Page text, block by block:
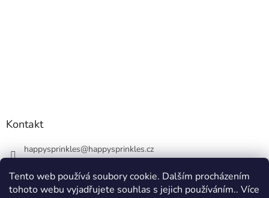
Tento web používá soubory cookie. Dalším procházením
tohoto webu vyjadřujete souhlas s jejich používáním.. Více
Kontakt
happysprinkles@happysprinkles.cz